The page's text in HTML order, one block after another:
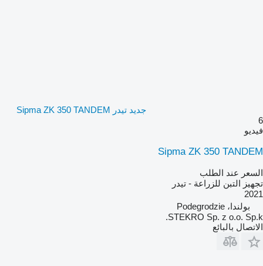
جديد تيدر Sipma ZK 350 TANDEM
6
فيديو
Sipma ZK 350 TANDEM
السعر عند الطلب
تجهيز التبن للزراعة - تيدر
2021
بولندا، Podegrodzie
STEKRO Sp. z o.o. Sp.k.
الاتصال بالبائع